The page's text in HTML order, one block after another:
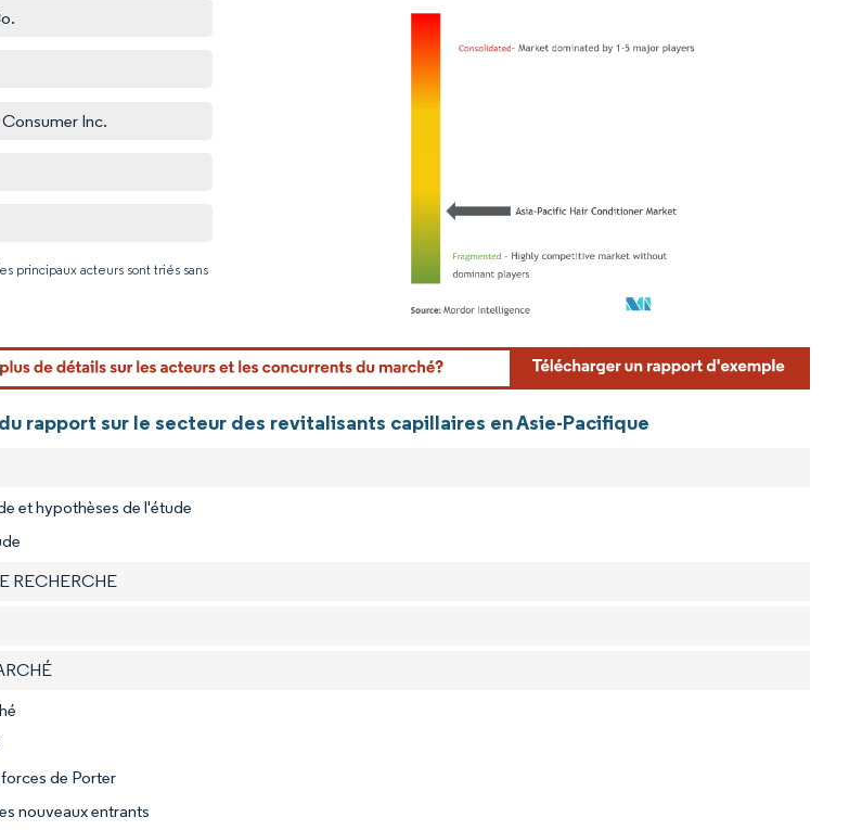
Inc.
principaux acteurs sont triés sans
Image © Mordor Intelligence. La réutilisation nécessite une attribution sous CC BY 4.0.
rapport sur le secteur des revitalisants capillaires en Asie-Pacifique
et hypothèses de l'étude
RECHERCHE
de Porter
nouveaux entrants